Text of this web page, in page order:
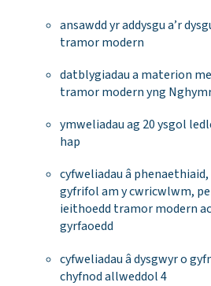
ansawdd yr addysgu a’r
tramor modern
datblygiadau a materion
tramor modern yng
ymweliadau ag 20 ysgol
hap
cyfweliadau â
gyfrifol am y cwricwlwm,
ieithoedd tramor modern
gyrfaoedd
cyfweliadau â dysgwyr o
chyfnod allweddol 4